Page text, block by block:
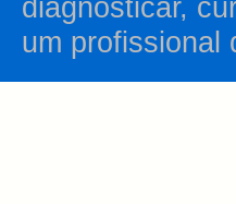
diagnosticar,
um profissional